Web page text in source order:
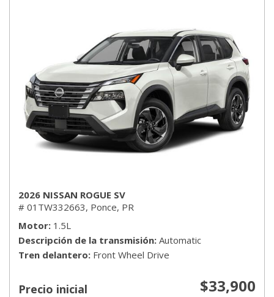
2026 NISSAN ROGUE SV
# 01TW332663, Ponce, PR
Motor 1.5L
Descripción de la transmisión Automatic
Tren delantero Front Wheel Drive
Precio inicial $33,900